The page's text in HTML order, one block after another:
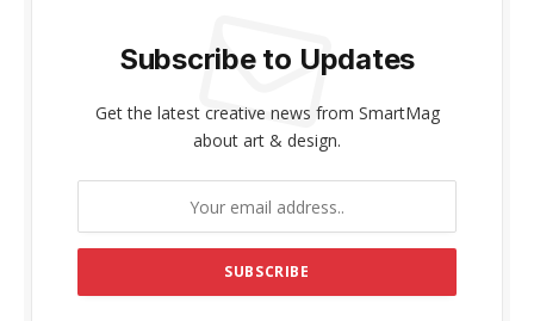
Subscribe to Updates
Get the latest creative news from SmartMag
about art & design.